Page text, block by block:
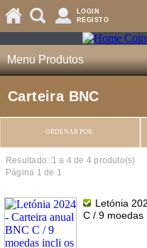
LOGIN
REGISTO
Menu Produtos
Carteira BNC
ORDENAR POR:
Resultado: 1 a 4de 4 produto(s)
Página 1 de 1
Letónia
C / 9 moedas